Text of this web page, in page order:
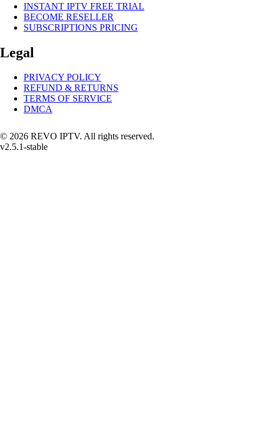
INSTANT IPTV FREE TRIAL
BECOME RESELLER
SUBSCRIPTIONS PRICING
Legal
PRIVACY POLICY
REFUND & RETURNS
TERMS OF SERVICE
DMCA
© 2026 REVO IPTV. All rights reserved.
v2.5.1-stable